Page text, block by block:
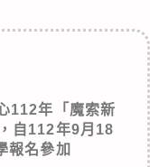
112年「魔索新
自112年9月18
報名參加